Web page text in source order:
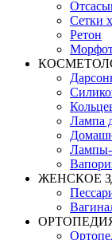
Сетки
Ретон
Лампа
ЖЕНСКОЕ